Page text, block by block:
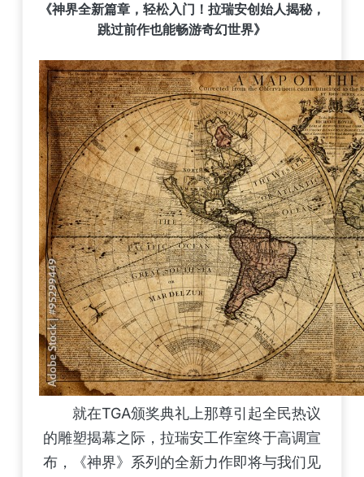
《神界全新篇章，轻松入门！拉瑞安创始人揭秘，
跳过前作也能畅游奇幻世界》
就在TGA颁奖典礼上那尊引起全民热议
的雕塑揭幕之际，拉瑞安工作室终于高调宣
布，《神界》系列的全新力作即将与我们见